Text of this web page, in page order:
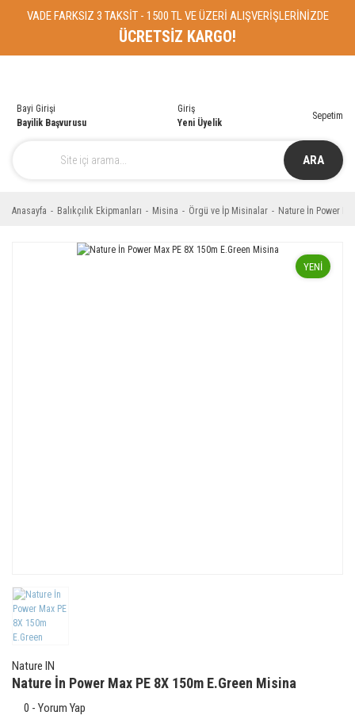
VADE FARKSIZ 3 TAKSİT - 1500 TL VE ÜZERİ ALIŞVERİŞLERİNİZDE
ÜCRETSİZ KARGO!
ARA
Bayi Girişi
Bayilik Başvurusu
Giriş
Yeni Üyelik
Sepetim
Anasayfa Balıkçılık Ekipmanları Misina Örgü ve İp Misinalar Nature İn Power
YENİ
Nature IN
Nature İn Power Max PE 8X 150m E.Green Misina
0 - Yorum Yap